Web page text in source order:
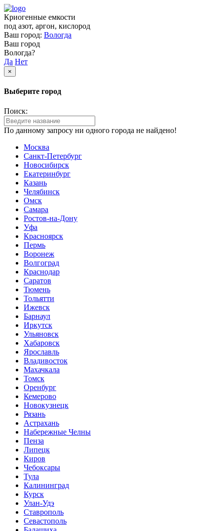
Криогенные емкости
под азот, аргон, кислород
Ваш город: Вологда
Ваш город
Вологда?
Да Нет
×
Выберите город
Поиск:
По данному запросу ни одного города не найдено!
Москва
Санкт-Петербург
Новосибирск
Екатеринбург
Казань
Челябинск
Омск
Самара
Ростов-на-Дону
Уфа
Красноярск
Пермь
Воронеж
Волгоград
Краснодар
Саратов
Тюмень
Тольятти
Ижевск
Барнаул
Иркутск
Ульяновск
Хабаровск
Ярославль
Владивосток
Махачкала
Томск
Оренбург
Кемерово
Новокузнецк
Рязань
Астрахань
Набережные Челны
Пенза
Липецк
Киров
Чебоксары
Тула
Калининград
Курск
Улан-Удэ
Ставрополь
Севастополь